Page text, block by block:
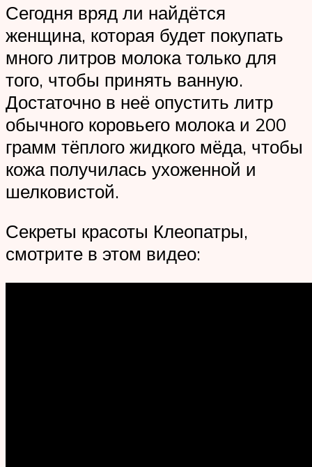
Сегодня вряд ли найдётся
женщина, которая будет покупать
много литров молока только для
того, чтобы принять ванную.
Достаточно в неё опустить литр
обычного коровьего молока и 200
грамм тёплого жидкого мёда, чтобы
кожа получилась ухоженной и
шелковистой.
Секреты красоты Клеопатры,
смотрите в этом видео: